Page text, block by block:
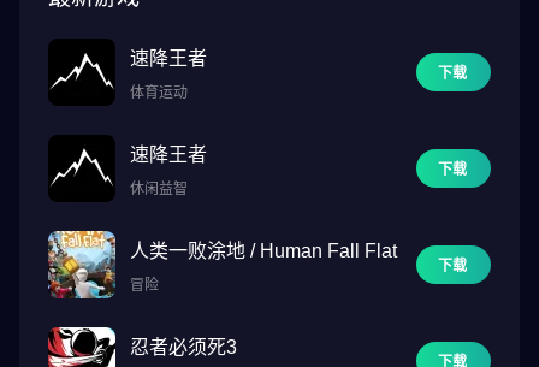
速降王者
体育运动
下载
速降王者
休闲益智
下载
人类一败涂地 / Human Fall Flat
冒险
下载
忍者必须死3
下载